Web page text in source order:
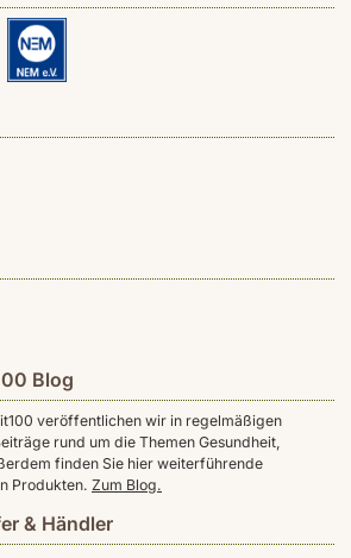
Blog
veröffentlichen wir in regelmäßigen
rund um die Themen Gesundheit,
finden Sie hier weiterführende
Produkten. Zum Blog.
& Händler